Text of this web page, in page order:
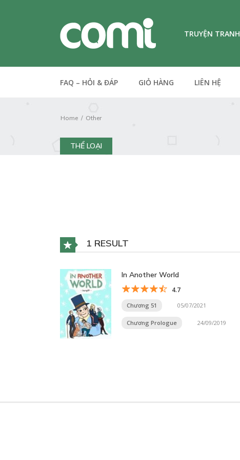
TRUYỆN TRANH
FAQ – HỎI & ĐÁP GIỎ HÀNG LIÊN HỆ
Home Other
THỂ LOẠI
1 RESULT
In Another World
4.7
Chương 51 05/07/2021
Chương Prologue 24/09/2019